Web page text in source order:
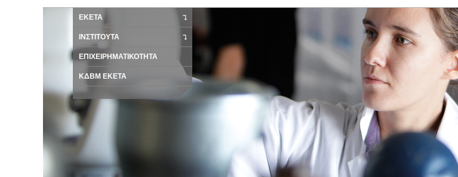
ΕΚΕΤΑ
ΙΝΣΤΙΤΟΥΤΑ
ΕΠΙΧΕΙΡΗΜΑΤΙΚΟΤΗΤΑ
ΚΔΒΜ ΕΚΕΤΑ